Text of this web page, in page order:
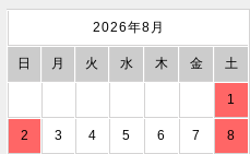
2026年8月
日 月 火 水 木 金 土
1
2 3 4 5 6 7 8